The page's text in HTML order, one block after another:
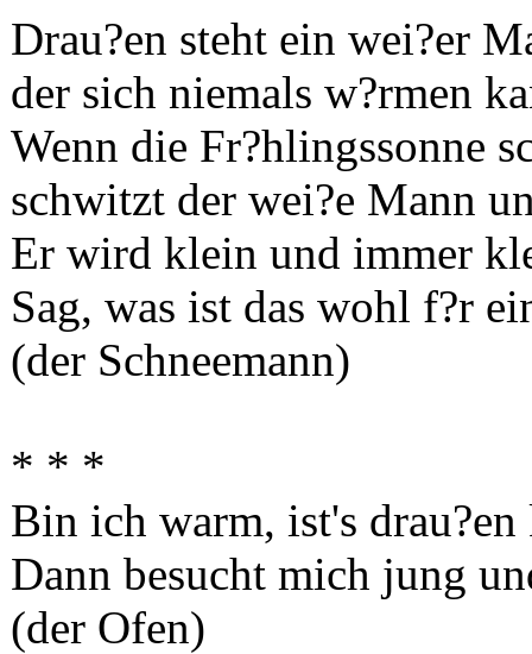
Drau?en steht ein wei?er
der sich niemals w?rmen
Wenn die Fr?hlingssonne
schwitzt der wei?e Mann
Er wird klein und immer
Sag, was ist das wohl f?r
(der Schneemann)
* * *
Bin ich warm, ist's
Dann besucht mich jung
(der Ofen)